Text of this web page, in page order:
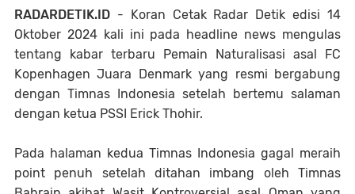
RADARDETIK.ID - Koran Cetak Radar Detik edisi 14
Oktober 2024 kali ini pada headline news mengulas
tentang kabar terbaru Pemain Naturalisasi asal FC
Kopenhagen Juara Denmark yang resmi bergabung
dengan Timnas Indonesia setelah bertemu salaman
dengan ketua PSSI Erick Thohir.
Pada halaman kedua Timnas Indonesia gagal meraih
point penuh setelah ditahan imbang oleh Timnas